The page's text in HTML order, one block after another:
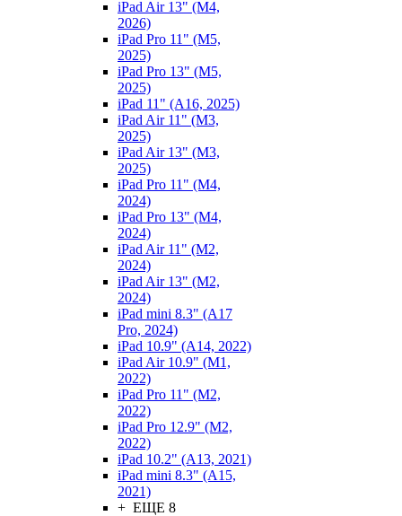
iPad Air 13" (M4,
2026)
iPad Pro 11" (M5,
2025)
iPad Pro 13" (M5,
2025)
iPad 11" (A16, 2025)
iPad Air 11" (M3,
2025)
iPad Air 13" (M3,
2025)
iPad Pro 11" (M4,
2024)
iPad Pro 13" (M4,
2024)
iPad Air 11" (M2,
2024)
iPad Air 13" (M2,
2024)
iPad mini 8.3" (A17
Pro, 2024)
iPad 10.9" (A14, 2022)
iPad Air 10.9" (M1,
2022)
iPad Pro 11" (M2,
2022)
iPad Pro 12.9" (M2,
2022)
iPad 10.2" (A13, 2021)
iPad mini 8.3" (A15,
2021)
+ ЕЩЕ 8